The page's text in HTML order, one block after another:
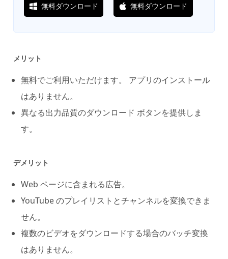
無料ダウンロード 無料ダウンロード
メリット
無料でご利用いただけます。 アプリのインストール
はありません。
異なる出力品質のダウンロード ボタンを提供しま
す。
デメリット
Web ページに含まれる広告。
YouTube のプレイリストとチャンネルを変換できま
せん。
複数のビデオをダウンロードする場合のバッチ変換
はありません。